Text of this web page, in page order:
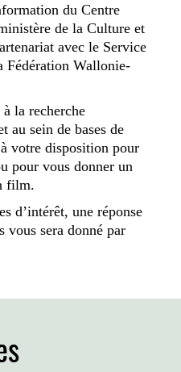
du Centre
de la Culture et
avec le Service
Fédération Wallonie-
la recherche
au sein de bases de
votre disposition pour
pour vous donner un
film.
d’intérêt, une réponse
vous sera donné par